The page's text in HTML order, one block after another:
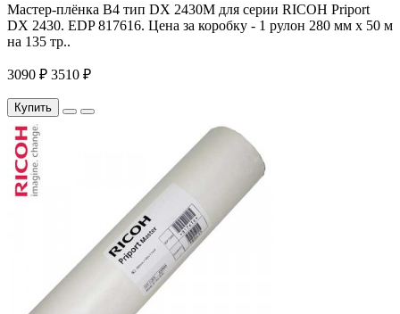
Мастер-плёнка B4 тип DX 2430M для серии RICOH Priport
DX 2430. EDP 817616. Цена за коробку - 1 рулон 280 мм x 50 м
на 135 тр..
3090 ₽ 3510 ₽
Купить